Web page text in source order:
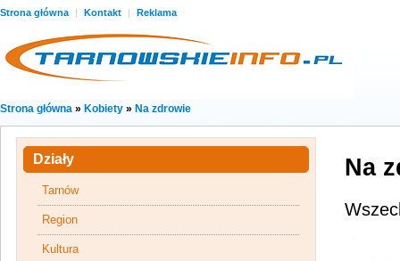
Strona główna | Kontakt | Reklama
Strona główna » Kobiety » Na zdrowie
Na
Działy
Tarnów
Region
Kultura